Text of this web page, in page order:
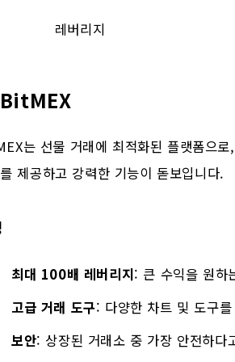
레버리지
는 선물 거래에 최적화된 플랫폼으
제공하고 강력한 기능이 돋보입니다.
최대 100배 레버리지: 큰 수익을 원하
고급 거래 도구: 다양한 차트 및 도구
보안: 상장된 거래소 중 가장 안전하다